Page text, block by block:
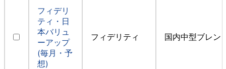
フィデリ
ティ・日
本バリュ
ーアップ
(毎月・予
想)
フィデリティ 国内中型ブレン